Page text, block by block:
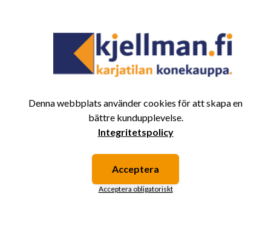
SAMMANFATTNING AV RECENSIONER
Denna webbplats använder cookies för att skapa en
bättre kundupplevelse.
Integritetspolicy
Acceptera
Acceptera obligatoriskt